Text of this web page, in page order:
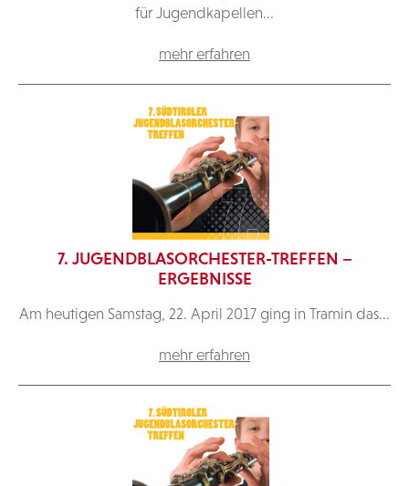
für Jugendkapellen...
mehr erfahren
7. JUGENDBLASORCHESTER-TREFFEN –
ERGEBNISSE
Am heutigen Samstag, 22. April 2017 ging in Tramin das...
mehr erfahren